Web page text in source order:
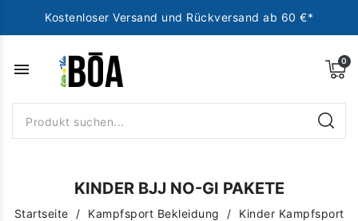
Kostenloser Versand und Rückversand ab 60 €*
menu
KINDER BJJ NO-GI PAKETE
Startseite Kampfsport Bekleidung
Kinder Kampfsport